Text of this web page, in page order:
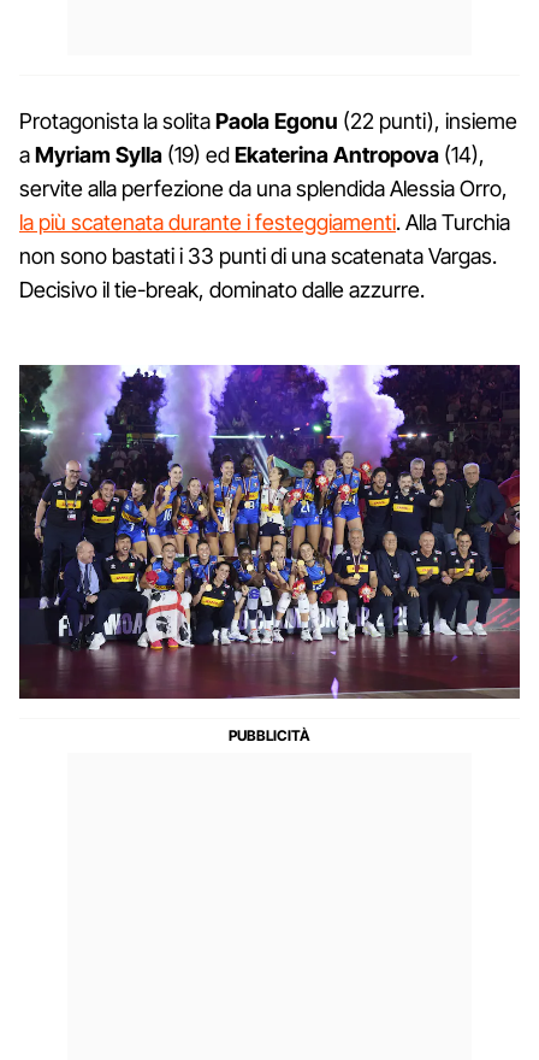
Protagonista la solitaPaola Egonu (22 punti), insieme
aMyriam Sylla (19) edEkaterina Antropova (14),
servite alla perfezione da una splendida Alessia Orro,
la più scatenata durante i festeggiamenti. Alla Turchia
non sono bastati i 33 punti di una scatenata Vargas.
Decisivo il tie-break, dominato dalle azzurre.